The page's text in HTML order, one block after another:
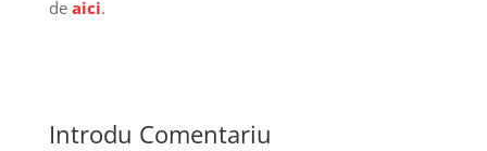
de aici.
Introdu Comentariu